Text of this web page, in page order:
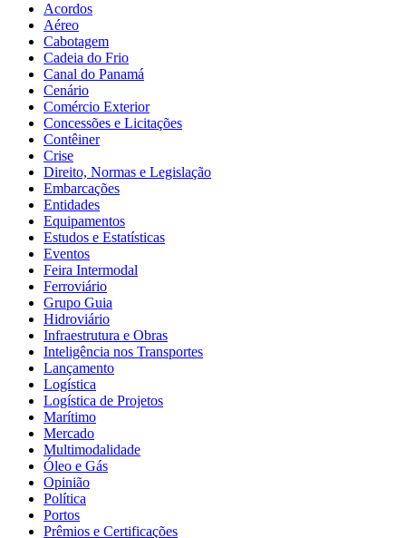
Acordos
Aéreo
Cabotagem
Cadeia do Frio
Canal do Panamá
Cenário
Comércio Exterior
Concessões e Licitações
Contêiner
Crise
Direito, Normas e Legislação
Embarcações
Entidades
Equipamentos
Estudos e Estatísticas
Eventos
Feira Intermodal
Ferroviário
Grupo Guia
Hidroviário
Infraestrutura e Obras
Inteligência nos Transportes
Lançamento
Logística
Logística de Projetos
Marítimo
Mercado
Multimodalidade
Óleo e Gás
Opinião
Política
Portos
Prêmios e Certificações